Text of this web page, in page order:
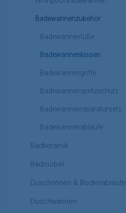
Badewannenzubehör
Badewannenfüße
Badewannenkissen
Badewannengriffe
Badewannenspritzschutz
Badewannenreparatursets
Badewannenabläufe
Badkeramik
Badmöbel
Duschrinnen & Bodenabläufe
Duschwannen